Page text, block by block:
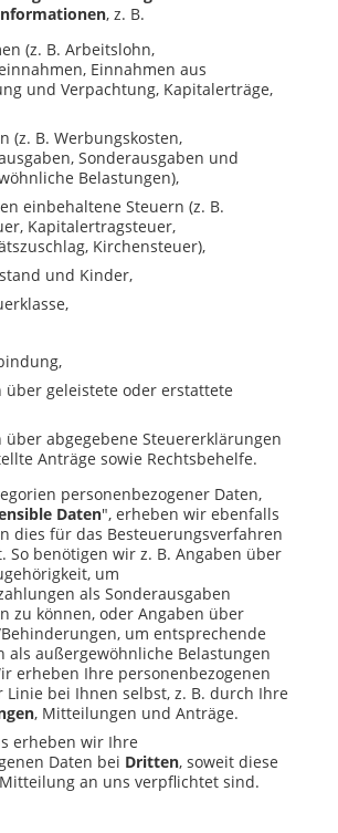
, z. B.
(z. B. Arbeitslohn,
Einnahmen aus
und Verpachtung, Kapitalerträge,
(z. B. Werbungskosten,
Sonderausgaben und
Belastungen),
einbehaltene Steuern (z. B.
Kapitalertragsteuer,
Kirchensteuer),
und Kinder,
über geleistete oder erstattete
über abgegebene Steuererklärungen
Anträge sowie Rechtsbehelfe.
personenbezogener Daten,
Daten", erheben wir ebenfalls
dies für das Besteuerungsverfahren
So benötigen wir z. B. Angaben über
um
als Sonderausgaben
zu können, oder Angaben über
um entsprechende
als außergewöhnliche Belastungen
erheben Ihre personenbezogenen
Linie bei Ihnen selbst, z. B. durch Ihre
, Mitteilungen und Anträge.
erheben wir Ihre
Daten bei Dritten, soweit diese
an uns verpflichtet sind.